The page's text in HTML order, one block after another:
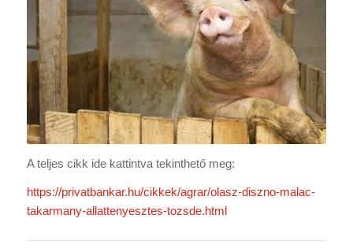
A teljes cikk ide kattintva tekinthető meg:
https://privatbankar.hu/cikkek/agrar/olasz-diszno-malac-
takarmany-allattenyesztes-tozsde.html